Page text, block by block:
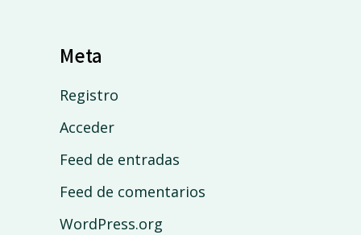
Meta
Registro
Acceder
Feed de entradas
Feed de comentarios
WordPress.org